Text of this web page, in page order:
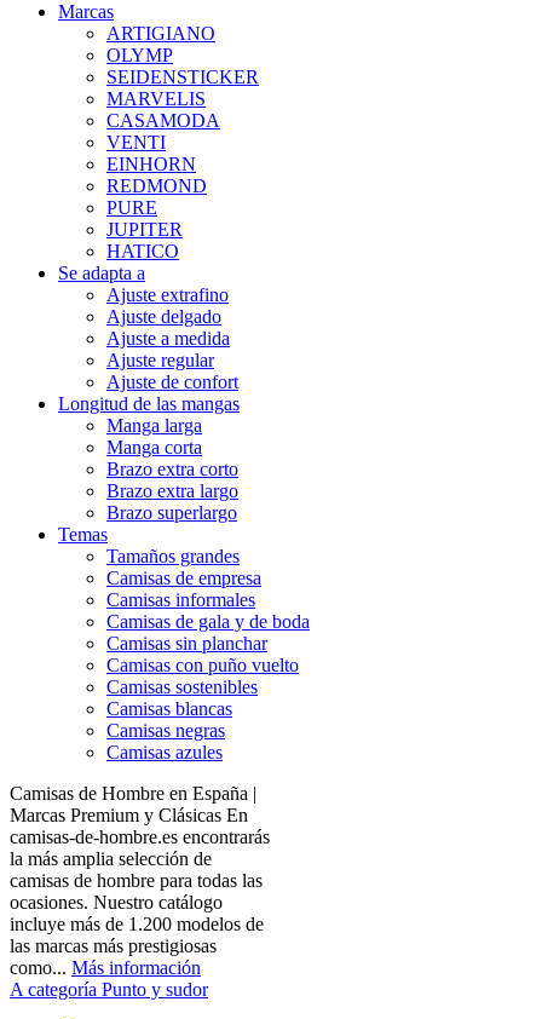
Marcas
ARTIGIANO
OLYMP
SEIDENSTICKER
MARVELIS
CASAMODA
VENTI
EINHORN
REDMOND
PURE
JUPITER
HATICO
Se adapta a
Ajuste extrafino
Ajuste delgado
Ajuste a medida
Ajuste regular
Ajuste de confort
Longitud de las mangas
Manga larga
Manga corta
Brazo extra corto
Brazo extra largo
Brazo superlargo
Temas
Tamaños grandes
Camisas de empresa
Camisas informales
Camisas de gala y de boda
Camisas sin planchar
Camisas con puño vuelto
Camisas sostenibles
Camisas blancas
Camisas negras
Camisas azules
Camisas de Hombre en España |
Marcas Premium y Clásicas En
camisas-de-hombre.es encontrarás
la más amplia selección de
camisas de hombre para todas las
ocasiones. Nuestro catálogo
incluye más de 1.200 modelos de
las marcas más prestigiosas
como... Más información
A categoría Punto y sudor